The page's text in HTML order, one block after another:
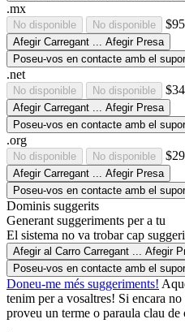
.mx
No disponible No disponible
Afegir Carregant ... Afegir Presa
Poseu-vos en contacte amb el
.net
No disponible No disponible
Afegir Carregant ... Afegir Presa
Poseu-vos en contacte amb el
.org
No disponible No disponible
Afegir Carregant ... Afegir Presa
Poseu-vos en contacte amb el
Dominis suggerits
Generant suggeriments per a tu
El sistema no va trobar cap
Afegir al Carro Carregant ... Afegir
Poseu-vos en contacte amb el
Doneu-me més suggeriments!
tenim per a vosaltres! Si encara
proveu un terme o paraula clau de